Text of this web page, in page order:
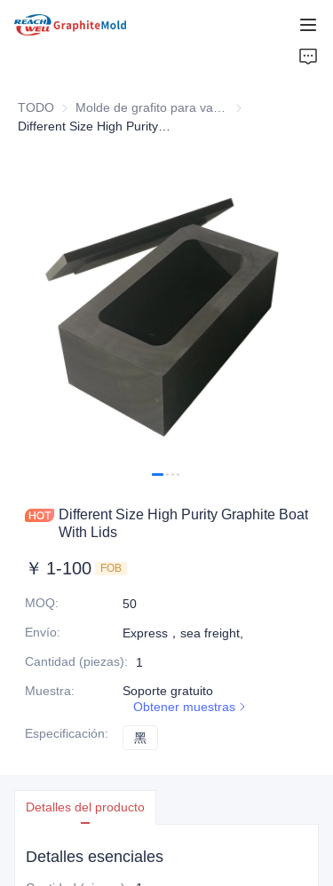
TODO
Molde de grafito
Different Size High Purity Graphite Boat
With Lids
￥ 1-100 FOB
MOQ:
50
Envío:
Express，sea freight,
Cantidad (piezas):
1
Muestra:
Soporte gratuito
Obtener muestras
Especificación: 黑
Detalles del producto
Detalles esenciales
COMPAÑÍA
SELECCIONES CALIENTES
NOTICIAS
SOLUCIONES
SOLICITAR PRESUPUESTO